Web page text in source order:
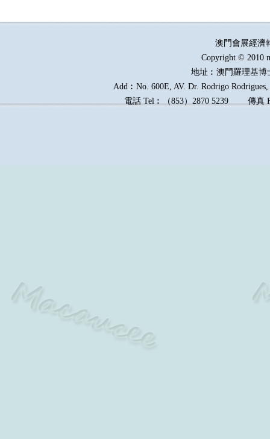
澳門會展經
Copyright © 2010
地址︰澳門羅理基博
Add︰No. 600E, AV. Dr. Rodrigo
電話 Tel︰（853）2870 5239傳真